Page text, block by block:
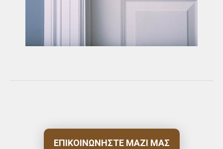
ΕΠΙΚΟΙΝΩΝΉΣΤΕ ΜΑΖΊ ΜΑΣ